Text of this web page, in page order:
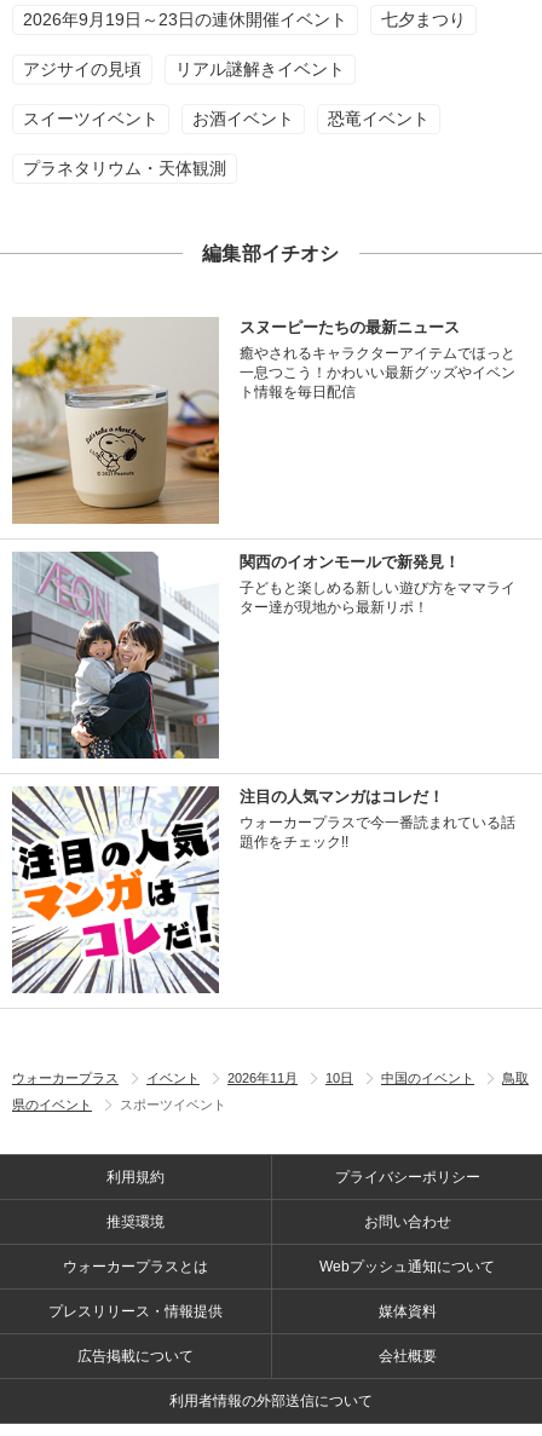
2026年9月19日～23日の連休開催イベント 七夕まつり
アジサイの見頃 リアル謎解きイベント
スイーツイベント お酒イベント 恐竜イベント
プラネタリウム・天体観測
編集部イチオシ
スヌーピーたちの最新ニュース
癒やされるキャラクターアイテムでほっと
一息つこう！かわいい最新グッズやイベン
ト情報を毎日配信
関西のイオンモールで新発見！
子どもと楽しめる新しい遊び方をママライ
ター達が現地から最新リポ！
注目の人気マンガはコレだ！
ウォーカープラスで今一番読まれている話
題作をチェック!!
ウォーカープラス イベント 2026年11月 10日 中国のイベント
鳥取
県のイベント
スポーツイベント
利用規約 プライバシーポリシー
推奨環境 お問い合わせ
ウォーカープラスとは Webプッシュ通知について
プレスリリース・情報提供 媒体資料
広告掲載について 会社概要
利用者情報の外部送信について